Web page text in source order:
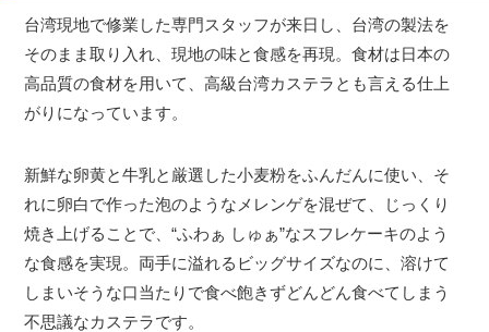
台湾現地で修業した専門スタッフが来日し、台湾の製法を
そのまま取り入れ、現地の味と食感を再現。食材は日本の
高品質の食材を用いて、高級台湾カステラとも言える仕上
がりになっています。
新鮮な卵黄と牛乳と厳選した小麦粉をふんだんに使い、そ
れに卵白で作った泡のようなメレンゲを混ぜて、じっくり
焼き上げることで、“ふわぁ しゅぁ”なスフレケーキのよう
な食感を実現。両手に溢れるビッグサイズなのに、溶けて
しまいそうな口当たりで食べ飽きずどんどん食べてしまう
不思議なカステラです。